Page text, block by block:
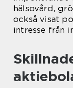
hälsovård,
också visat
intresse från